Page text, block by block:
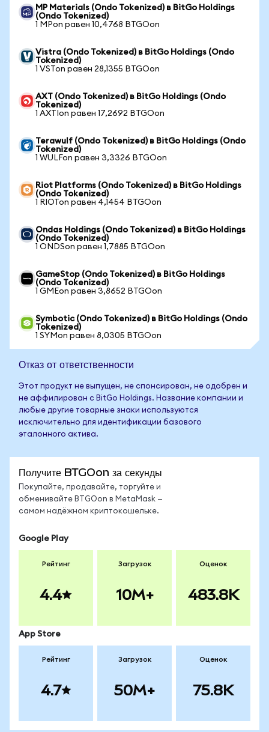
MP Materials (Ondo Tokenized) в BitGo Holdings
(Ondo Tokenized)
1 MPon равен 10,4768 BTGOon
Vistra (Ondo Tokenized) в BitGo Holdings (Ondo
Tokenized)
1 VSTon равен 28,1355 BTGOon
AXT (Ondo Tokenized) в BitGo Holdings (Ondo
Tokenized)
1 AXTIon равен 17,2692 BTGOon
Terawulf (Ondo Tokenized) в BitGo Holdings (Ondo
Tokenized)
1 WULFon равен 3,3326 BTGOon
Riot Platforms (Ondo Tokenized) в BitGo Holdings
(Ondo Tokenized)
1 RIOTon равен 4,1454 BTGOon
Ondas Holdings (Ondo Tokenized) в BitGo Holdings
(Ondo Tokenized)
1 ONDSon равен 1,7885 BTGOon
GameStop (Ondo Tokenized) в BitGo Holdings
(Ondo Tokenized)
1 GMEon равен 3,8652 BTGOon
Symbotic (Ondo Tokenized) в BitGo Holdings (Ondo
Tokenized)
1 SYMon равен 8,0305 BTGOon
Отказ от ответственности
Этот продукт не выпущен, не спонсирован, не одобрен и
не аффилирован с BitGo Holdings. Название компании и
любые другие товарные знаки используются
исключительно для идентификации базового
эталонного актива.
Получите BTGOon за секунды
Покупайте, продавайте, торгуйте и
обменивайте BTGOon в MetaMask —
самом надёжном криптокошельке.
Google Play
Рейтинг
4.4
Загрузок
10M+
Оценок
483.8K
App Store
Рейтинг
4.7
Загрузок
50M+
Оценок
75.8K